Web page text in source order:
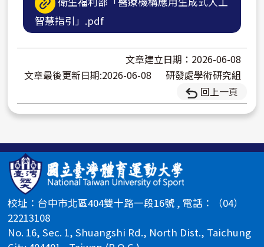
智慧指引」.pdf
文章建立日期：2026-06-08
文章最後更新日期:2026-06-08
研發處學術研究組
回上一頁
校址：台中市北區404雙十路一段16號 , 電話：（04）
22213108
No. 16, Sec. 1, Shuangshi Rd., North Dist., Taichung